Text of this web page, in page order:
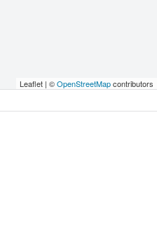
Leaflet | ©OpenStreetMapcontributors